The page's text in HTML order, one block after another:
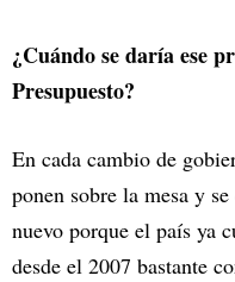
¿Cuándo se daría ese
Presupuesto?
En cada cambio de
ponen sobre la mesa y
nuevo porque el país ya
desde el 2007 bastante